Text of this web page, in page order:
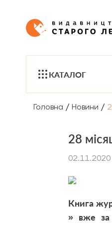
КАТАЛОГ
Головна / Новини /
28
02.11.2020
Книга
» вже за